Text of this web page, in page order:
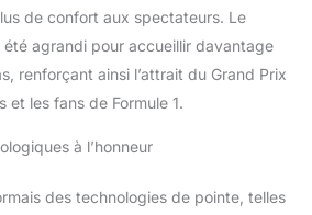
de confort aux spectateurs. Le
agrandi pour accueillir davantage
renforçant ainsi l’attrait du Grand Prix
et les fans de Formule 1.
à l’honneur
des technologies de pointe, telles